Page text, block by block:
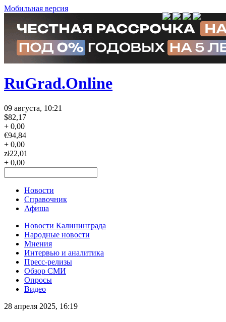
Мобильная версия
RuGrad.Online
09 августа, 10:21
$82,17
+ 0,00
€94,84
+ 0,00
zł22,01
+ 0,00
Новости
Справочник
Афиша
Новости Калининграда
Народные новости
Мнения
Интервью и аналитика
Пресс-релизы
Обзор СМИ
Опросы
Видео
28 апреля 2025, 16:19